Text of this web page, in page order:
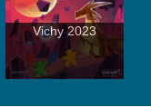
Vichy 2023